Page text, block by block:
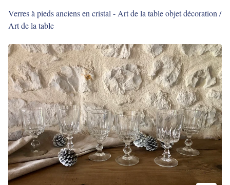
Verres à pieds anciens en cristal - Art de la table objet décoration /
Art de la table